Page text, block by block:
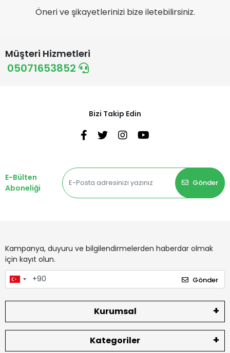
Öneri ve şikayetlerinizi bize iletebilirsiniz.
Müşteri Hizmetleri
05071653852
Bizi Takip Edin
E-Bülten
Aboneliği
Gönder
Kampanya, duyuru ve bilgilendirmelerden haberdar olmak
için kayıt olun.
Gönder
Kurumsal
Kategoriler